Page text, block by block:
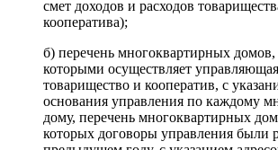
смет доходов и расходов
кооператива);
б) перечень многоквартирных
которыми осуществляет
товарищество и кооператив, с
основания управления по каждому
дому, перечень многоквартирных
которых договоры управления были